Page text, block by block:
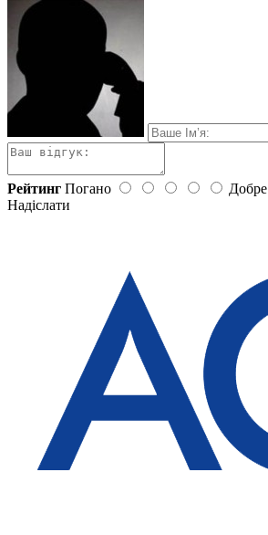
Рейтинг Погано
Добре
Надіслати